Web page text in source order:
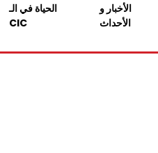
الحياة في الـ
CIC
الأخبار و
الأحداث